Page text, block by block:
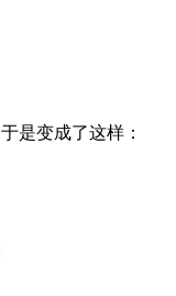
是变成了这样：